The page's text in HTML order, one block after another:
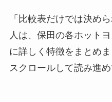
「比較表だけでは決め
人は、保田の各ホット
に詳しく特徴をまとめ
スクロールして読み進め